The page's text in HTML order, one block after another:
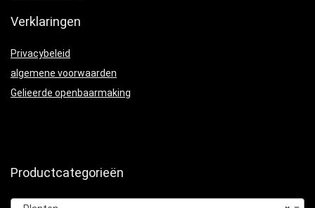
Verklaringen
Privacybeleid
algemene voorwaarden
Gelieerde openbaarmaking
Productcategorieën